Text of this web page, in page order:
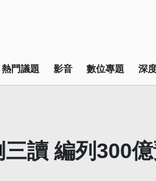
熱門議題 影音 數位專題 深
讀 編列300